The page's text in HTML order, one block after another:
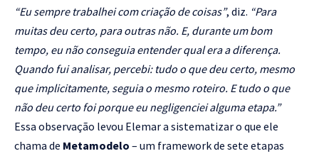
“Eu sempre trabalhei com criação de coisas”, diz. “Para
muitas deu certo, para outras não. E, durante um bom
tempo, eu não conseguia entender qual era a diferença.
Quando fui analisar, percebi: tudo o que deu certo, mesmo
que implicitamente, seguia o mesmo roteiro. E tudo o que
não deu certo foi porque eu negligenciei alguma etapa.”
Essa observação levou Elemar a sistematizar o que ele
chama de Metamodelo – um framework de sete etapas